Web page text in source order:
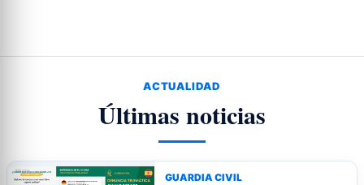
ACTUALIDAD
Últimas noticias
GUARDIA CIVIL